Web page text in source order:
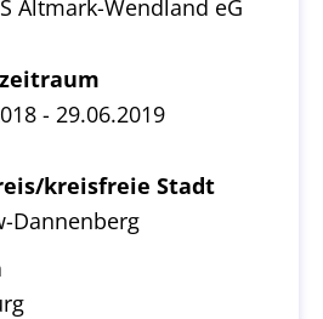
Altmark-Wendland eG
- 29.06.2019
kreisfreie Stadt
Dannenberg